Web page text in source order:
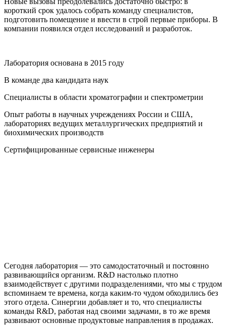
короткий срок удалось собрать команду специалистов,
подготовить помещение и ввести в строй первые приборы. В
компании появился отдел исследований и разработок.
Лаборатория основана в 2015 году
В команде два кандидата наук
Специалисты в области хроматографии и спектрометрии
Опыт работы в научных учреждениях России и США,
лабораториях ведущих металлургических предприятий и
биохимических производств
Сертифицированные сервисные инженеры
Сегодня лаборатория — это самодостаточный и постоянно
развивающийся организм. R&D настолько плотно
взаимодействует с другими подразделениями, что мы с трудом
вспоминаем те времена, когда каким-то чудом обходились без
этого отдела. Синергии добавляет и то, что специалисты
команды R&D, работая над своими задачами, в то же время
развивают основные продуктовые направления в продажах.